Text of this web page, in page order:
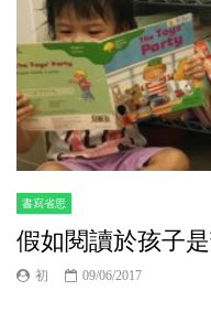
書寫省思
假如閱讀於孩子
初 09/06/2017